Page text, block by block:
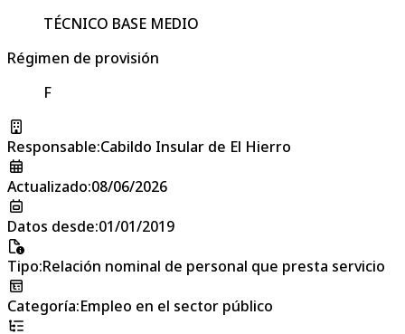
TÉCNICO BASE MEDIO
Régimen de provisión
F
Responsable:Cabildo Insular de El Hierro
Actualizado:08/06/2026
Datos desde:01/01/2019
Tipo:Relación nominal de personal que presta servicio
Categoría:Empleo en el sector público